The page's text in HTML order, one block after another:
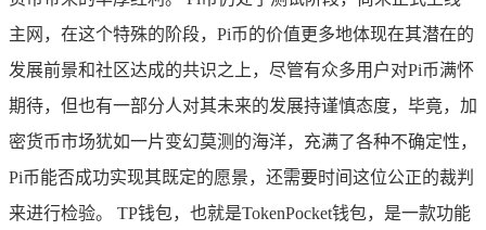
主网，在这个特殊的阶段，Pi币的价值更多地体现在其潜在的
发展前景和社区达成的共识之上，尽管有众多用户对Pi币满怀
期待，但也有一部分人对其未来的发展持谨慎态度，毕竟，加
密货币市场犹如一片变幻莫测的海洋，充满了各种不确定性，
Pi币能否成功实现其既定的愿景，还需要时间这位公正的裁判
来进行检验。 TP钱包，也就是TokenPocket钱包，是一款功能